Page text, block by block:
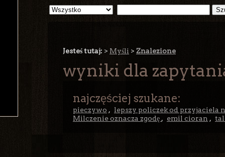
Jesteś tutaj: > Myśli > Znalezione
wyniki dla
najczęściej szukane:
pieczywo , lepszy policzek od przyjaciela
Milczenie oznacza zgodę , emil cioran ,